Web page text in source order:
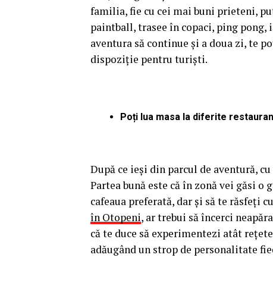
familia, fie cu cei mai buni prieteni,
paintball, trasee în copaci, ping
aventura să continue și a doua zi, te
dispoziție pentru turiști.
Poți lua masa la diferite
După ce ieși din parcul de aventură,
Partea bună este că în zonă vei găsi
cafeaua preferată, dar și să te răsfeți
în Otopeni, ar trebui să încerci
că te duce să experimentezi atât
adăugând un strop de personalitate